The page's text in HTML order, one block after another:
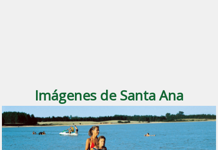
Imágenes de Santa Ana